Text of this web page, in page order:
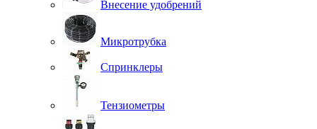
Внесение удобрений
Микротрубка
Спринклеры
Тензиометры